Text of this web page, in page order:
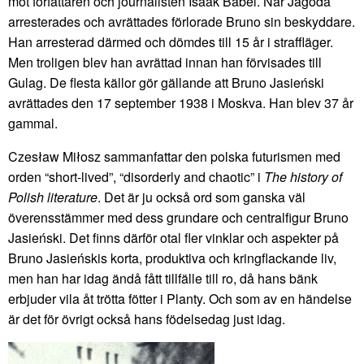
arresterades och avrättades förlorade Bruno sin beskyddare.
Han arresterad därmed och dömdes till 15 år i straffläger.
Men troligen blev han avrättad innan han förvisades till
Gulag. De flesta källor gör gällande att Bruno Jasieński
avrättades den 17 september 1938 i Moskva. Han blev 37 år
gammal.
Czesław Miłosz sammanfattar den polska futurismen med
orden “short-lived”, “disorderly and chaotic” i The history of
Polish literature. Det är ju också ord som ganska väl
överensstämmer med dess grundare och centralfigur Bruno
Jasieński. Det finns därför otal fler vinklar och aspekter på
Bruno Jasieńskis korta, produktiva och kringflackande liv,
men han har idag ändå fått tillfälle till ro, då hans bänk
erbjuder vila åt trötta fötter i Planty. Och som av en händelse
är det för övrigt också hans födelsedag just idag.